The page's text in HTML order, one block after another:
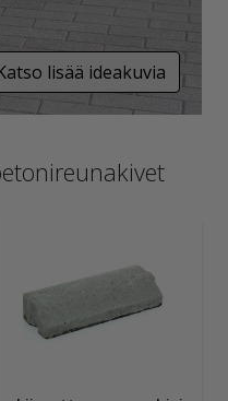
lisää ideakuvia